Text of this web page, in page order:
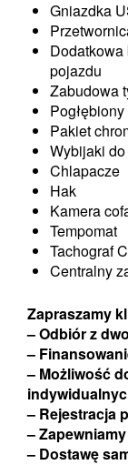
Gniazdka
pojazdu
Zabudowa
Pakiet
Wybijaki
Chlapacze
Hak
Kamera
Tempomat
Tachograf
Centralny
Zapraszamy
– Odbiór z
–
– Możliwość
– Rejestracja
–
– Dostawę